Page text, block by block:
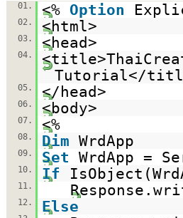
01. <% Option
02. <html>
03. <head>
04.
Tutorial</
05. </head>
06. <body>
07. <%
08. Dim WrdApp
09. Set WrdApp =
10. If
11.
12. Else